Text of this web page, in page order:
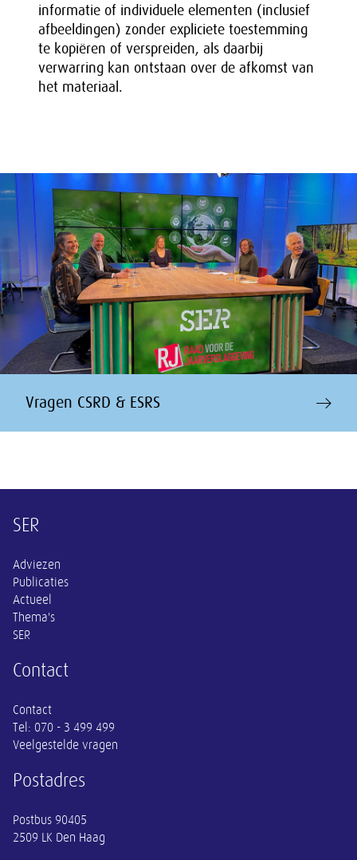
informatie of individuele elementen (inclusief
afbeeldingen) zonder expliciete toestemming
te kopiëren of verspreiden, als daarbij
verwarring kan ontstaan over de afkomst van
het materiaal.
Vragen CSRD & ESRS
Overige informatie
SER
Adviezen
Publicaties
Actueel
Thema's
SER
Contact
Contact
Tel: 070 - 3 499 499
Veelgestelde vragen
Postadres
Postbus 90405
2509 LK Den Haag